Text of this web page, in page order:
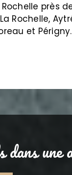
près
Rochelle,
et Périgny.
une